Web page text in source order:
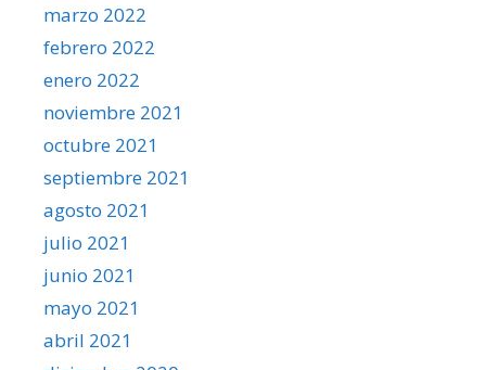
marzo 2022
febrero 2022
enero 2022
noviembre 2021
octubre 2021
septiembre 2021
agosto 2021
julio 2021
junio 2021
mayo 2021
abril 2021